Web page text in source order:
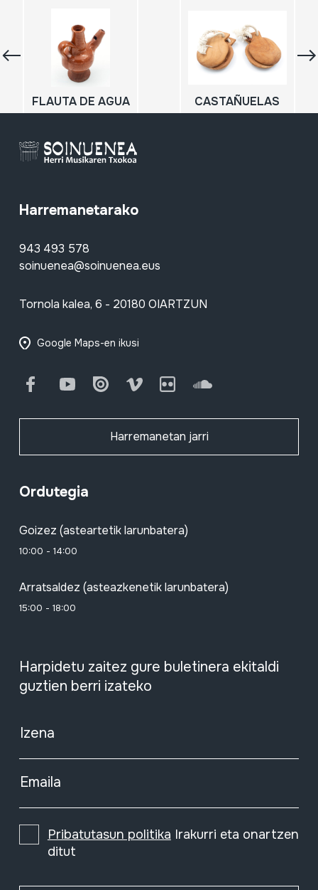
FLAUTA DE AGUA CASTAÑUELAS
Harremanetarako
943 493 578
soinuenea@soinuenea.eus
Tornola kalea, 6 - 20180 OIARTZUN
Google Maps-en ikusi
FacebookYoutube Issuu Vimeo Flickr SoundCloud
Harremanetan jarri
Ordutegia
Goizez (asteartetik larunbatera)
10:00 - 14:00
Arratsaldez (asteazkenetik larunbatera)
15:00 - 18:00
Harpidetu zaitez gure buletinera ekitaldi
guztien berri izateko
Izena
Emaila
Pribatutasun politika Irakurri eta onartzen
ditut